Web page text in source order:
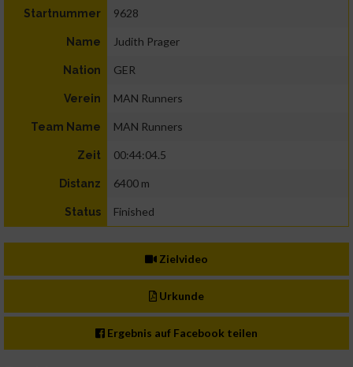
Startnummer 9628
Name Judith Prager
Nation GER
Verein MAN Runners
Team Name MAN Runners
Zeit 00:44:04.5
Distanz 6400 m
Status Finished
Zielvideo
Urkunde
Ergebnis auf Facebook teilen